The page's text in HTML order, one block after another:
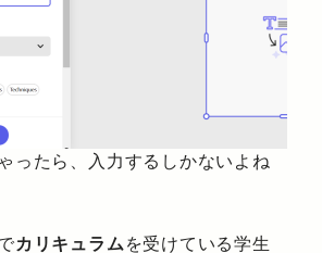
ったら、入力するしかないよね
カリキュラム を受けている学生